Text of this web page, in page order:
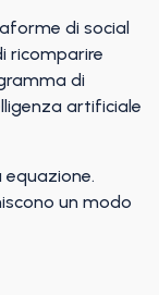
di social
ricomparire
di
artificiale
un modo